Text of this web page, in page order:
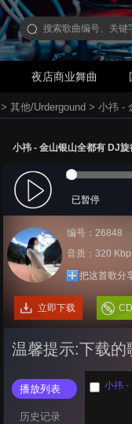
夜店商业舞曲
> 其他/Urdergound > 小祎 -
小祎 - 金山银山全都有 DJ
已暂停
编号：26848
音质：320
把这首歌分
立即下载
温馨提示:下载的
播放列表
历史记录
小祎 -